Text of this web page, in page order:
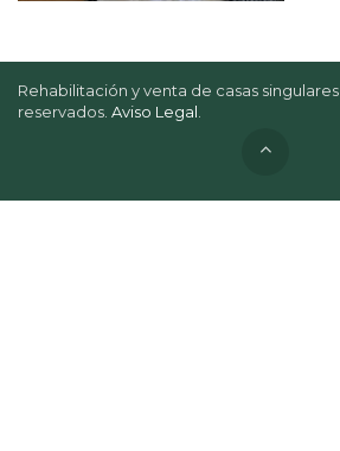
Rehabilitación y venta de casas
reservados. Aviso Legal